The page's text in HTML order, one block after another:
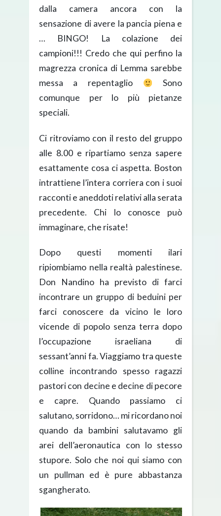
dalla camera ancora con la
sensazione di avere la pancia piena e
… BINGO! La colazione dei
campioni!!! Credo che qui perfino la
magrezza cronica di Lemma sarebbe
messa a repentaglio
Sono
comunque per lo più pietanze
speciali.
Ci ritroviamo con il resto del gruppo
alle 8.00 e ripartiamo senza sapere
esattamente cosa ci aspetta. Boston
intrattiene l’intera corriera con i suoi
racconti e aneddoti relativi alla serata
precedente. Chi lo conosce può
immaginare, che risate!
Dopo questi momenti ilari
ripiombiamo nella realtà palestinese.
Don Nandino ha previsto di farci
incontrare un gruppo di beduini per
farci conoscere da vicino le loro
vicende di popolo senza terra dopo
l’occupazione israeliana di
sessant’anni fa. Viaggiamo tra queste
colline incontrando spesso ragazzi
pastori con decine e decine di pecore
e capre. Quando passiamo ci
salutano, sorridono… mi ricordano noi
quando da bambini salutavamo gli
arei dell’aeronautica con lo stesso
stupore. Solo che noi qui siamo con
un pullman ed è pure abbastanza
sgangherato.